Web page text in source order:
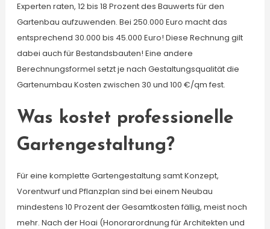
Experten raten, 12 bis 18 Prozent des Bauwerts für den
Gartenbau aufzuwenden. Bei 250.000 Euro macht das
entsprechend 30.000 bis 45.000 Euro! Diese Rechnung gilt
dabei auch für Bestandsbauten! Eine andere
Berechnungsformel setzt je nach Gestaltungsqualität die
Gartenumbau Kosten zwischen 30 und 100 €/qm fest.
Was kostet professionelle
Gartengestaltung?
Für eine komplette Gartengestaltung samt Konzept,
Vorentwurf und Pflanzplan sind bei einem Neubau
mindestens 10 Prozent der Gesamtkosten fällig, meist noch
mehr. Nach der Hoai (Honorarordnung für Architekten und